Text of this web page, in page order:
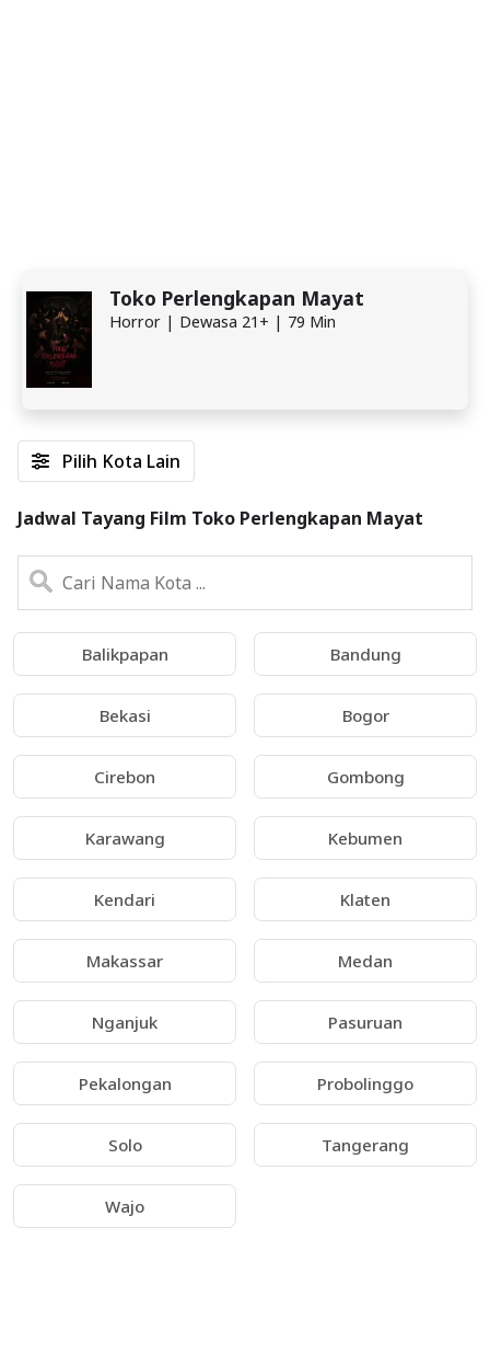
Toko Perlengkapan Mayat
Horror | Dewasa 21+ | 79 Min
Pilih Kota Lain
Jadwal Tayang Film Toko Perlengkapan Mayat
Balikpapan Bandung
Bekasi Bogor
Cirebon Gombong
Karawang Kebumen
Kendari Klaten
Makassar Medan
Nganjuk Pasuruan
Pekalongan Probolinggo
Solo Tangerang
Wajo